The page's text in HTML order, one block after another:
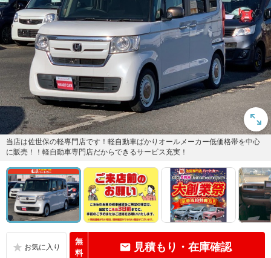
当店は佐世保の軽専門店です！軽自動車ばかりオールメーカー低価格帯を中心
に販売！！軽自動車専門店だからできるサービス充実！
無
料
見積もり・在庫確認